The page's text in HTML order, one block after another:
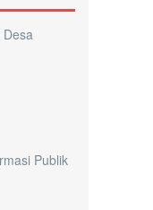
Desa
Publik